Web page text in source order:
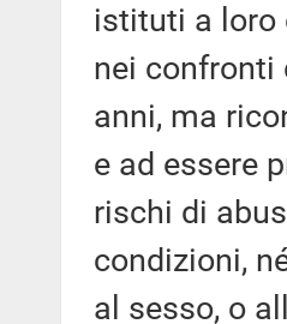
istituti a loro
nei confronti
anni, ma
e ad essere
rischi di
condizioni,
al sesso, o